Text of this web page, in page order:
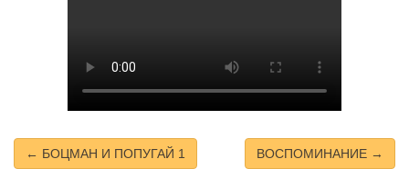
← БОЦМАН И ПОПУГАЙ 1 ВОСПОМИНАНИЕ →